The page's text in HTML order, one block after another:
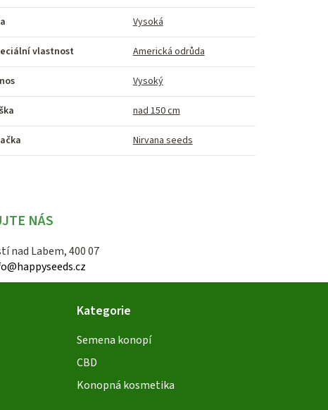
Vysoká
vlastnost Americká odrůda
Vysoký
nad 150 cm
Nirvana seeds
NÁS
nad Labem, 400 07
Kategorie
Semena konopí
CBD
Konopná kosmetika